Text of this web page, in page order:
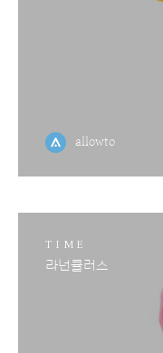
allowto
TIME
라넌큘러스